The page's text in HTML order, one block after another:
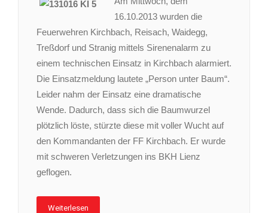
16.10.2013 wurden die
Feuerwehren Kirchbach, Reisach, Waidegg,
Treßdorf und Stranig mittels Sirenenalarm zu
einem technischen Einsatz in Kirchbach alarmiert.
Die Einsatzmeldung lautete „Person unter Baum“.
Leider nahm der Einsatz eine dramatische
Wende. Dadurch, dass sich die Baumwurzel
plötzlich löste, stürzte diese mit voller Wucht auf
den Kommandanten der FF Kirchbach. Er wurde
mit schweren Verletzungen ins BKH Lienz
geflogen.
Weiterlesen